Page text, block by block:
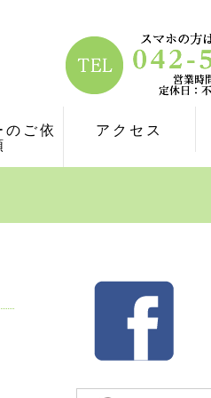
のご依
アクセス